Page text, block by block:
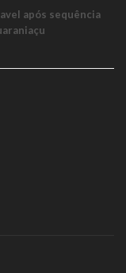
após sequência